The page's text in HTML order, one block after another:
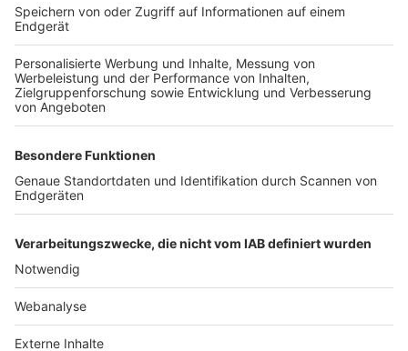
TOP-VEREINE
TOP-PARTNER
Nutzungsbedingungen Datenschutz Impressum